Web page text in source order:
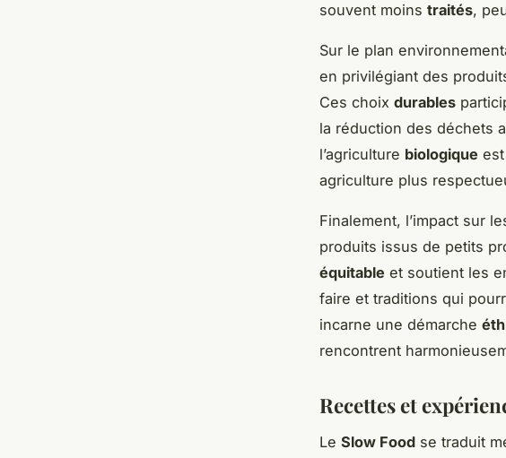
souvent moins traités,
Sur le plan
en privilégiant des
Ces choix durables
la réduction des déchets
l’agriculture biologique
agriculture plus
Finalement, l’impact sur
produits issus de petits
équitable et soutient les
faire et traditions qui
incarne une démarche
rencontrent
Recettes et
Le Slow Food se traduit